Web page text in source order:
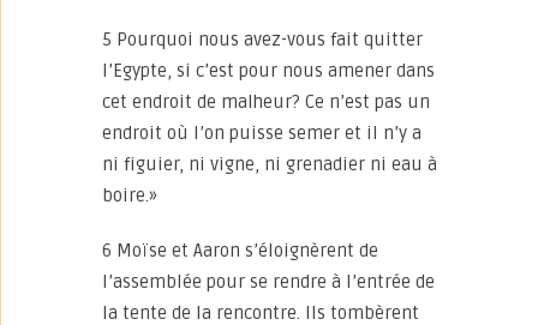
5 Pourquoi nous avez-vous fait quitter
l’Egypte, si c’est pour nous amener dans
cet endroit de malheur? Ce n’est pas un
endroit où l’on puisse semer et il n’y a
ni figuier, ni vigne, ni grenadier ni eau à
boire.»
6 Moïse et Aaron s’éloignèrent de
l’assemblée pour se rendre à l’entrée de
la tente de la rencontre. Ils tombèrent